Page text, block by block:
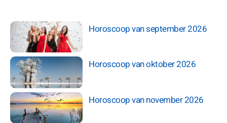
Horoscoop van september 2026
Horoscoop van oktober 2026
Horoscoop van november 2026